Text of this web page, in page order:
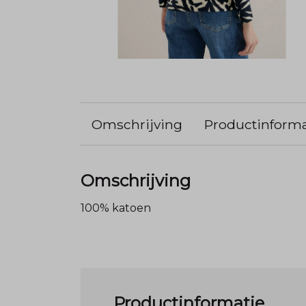
Omschrijving
Omschrijving
100% katoen